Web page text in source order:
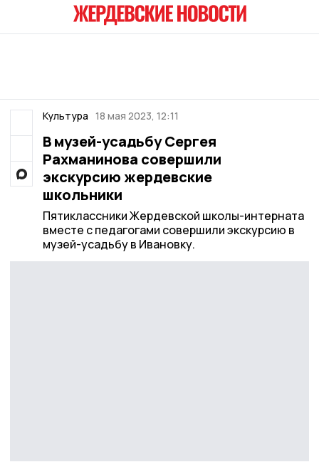
Культура 18 мая 2023, 12:11
В музей-усадьбу Сергея
Рахманинова совершили
экскурсию жердевские
школьники
Пятиклассники Жердевской школы-интерната
вместе с педагогами совершили экскурсию в
музей-усадьбу в Ивановку.